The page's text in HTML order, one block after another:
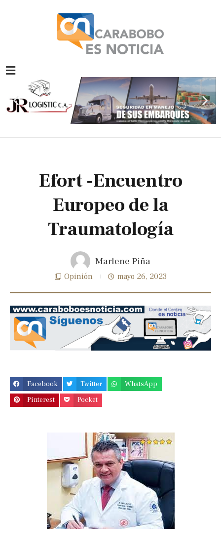
Previous
slide
Efort -Encuentro
Europeo de la
Traumatología
Marlene Piña
Opinión mayo 26, 2023
Previous
slide
Next
slide
Facebook Twitter
WhatsApp
Pinterest
Pocket